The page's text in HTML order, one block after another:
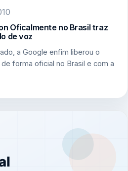
Oficalmente no Brasil traz
de voz
a Google enfim liberou o
forma oficial no Brasil e com a